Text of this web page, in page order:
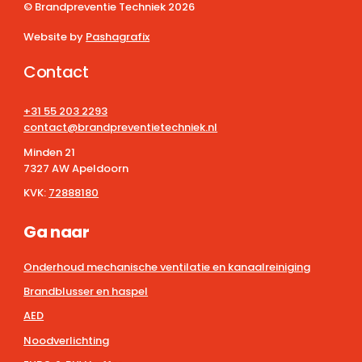
© Brandpreventie Techniek 2026
Website by Pashagrafix
Contact
+31 55 203 2293
contact@brandpreventietechniek.nl
Minden 21
7327 AW Apeldoorn
KVK: 72888180
Ga naar
Onderhoud mechanische ventilatie en kanaalreiniging
Brandblusser en haspel
AED
Noodverlichting